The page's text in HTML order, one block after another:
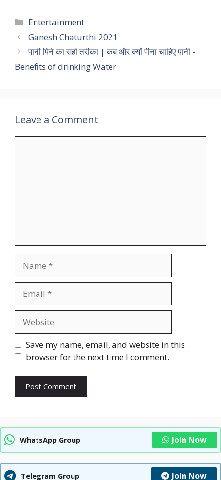
Categories
Entertainment
Ganesh Chaturthi 2021
पानी पिने का सही तरीका | कब और क्यों पीना चाहिए पानी -
Benefits of drinking Water
Leave a Comment
Save my name, email, and website in this
browser for the next time I comment.
WhatsApp Group Join Now
Telegram Group Join Now